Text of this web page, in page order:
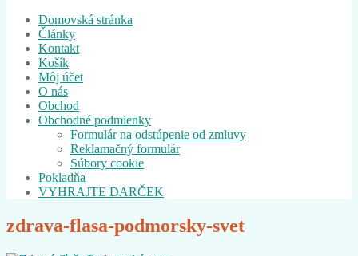
Domovská stránka
Články
Kontakt
Košík
Môj účet
O nás
Obchod
Obchodné podmienky
Formulár na odstúpenie od zmluvy
Reklamačný formulár
Súbory cookie
Pokladňa
VYHRAJTE DARČEK
zdrava-flasa-podmorsky-svet